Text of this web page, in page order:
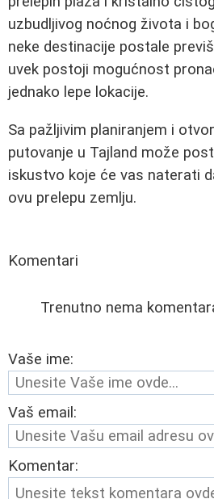
uzbudljivog noćnog života i
neke destinacije postale
uvek postoji mogućnost
jednako lepe lokacije.
Sa pažljivim planiranjem i
putovanje u Tajland može
iskustvo koje će vas naterati
ovu prelepu zemlju.
Komentari
Trenutno nema
Vaše ime:
Vaš email:
Komentar: